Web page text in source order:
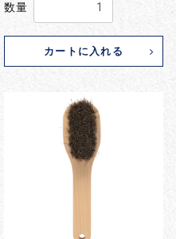
数量
カートに入れる